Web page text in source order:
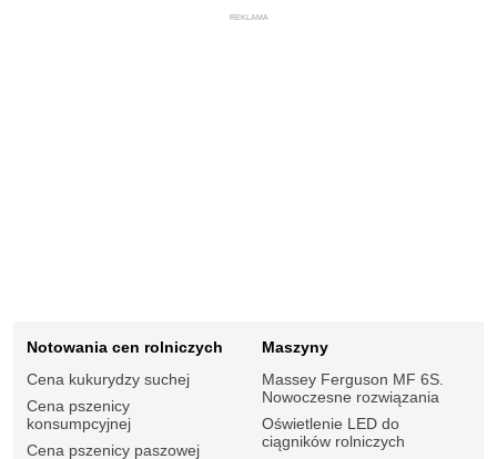
REKLAMA
Notowania cen rolniczych
Cena kukurydzy suchej
Cena pszenicy
konsumpcyjnej
Cena pszenicy paszowej
Maszyny
Massey Ferguson MF 6S.
Nowoczesne rozwiązania
Oświetlenie LED do
ciągników rolniczych